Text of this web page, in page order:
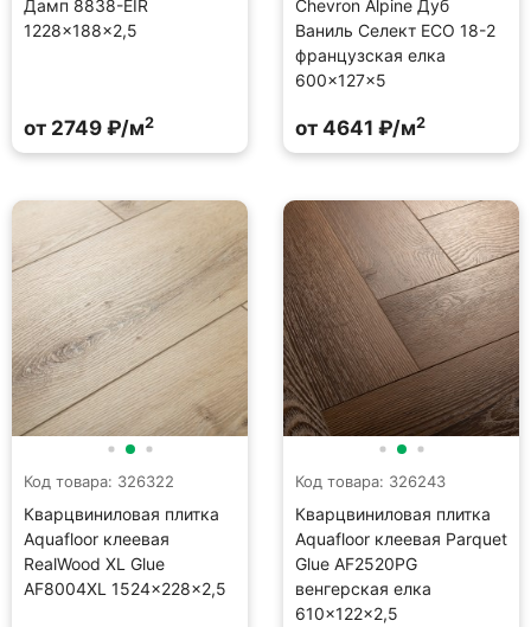
Дамп 8838-EIR
1228×188×2,5
от 2749 ₽/м2
Chevron Alpine Дуб
Ваниль Селект ECO 18-2
французская елка
600×127×5
от 4641 ₽/м2
Код товара: 326322
Кварцвиниловая плитка
Aquafloor клеевая
RealWood XL Glue
AF8004XL 1524×228×2,5
Код товара: 326243
Кварцвиниловая плитка
Aquafloor клеевая Parquet
Glue AF2520PG
венгерская елка
610×122×2,5